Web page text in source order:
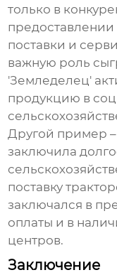
только в
поставки и
важную роль
'Земледелец'
продукцию в
Другой пример –
заключила
поставку
заключался в
оплаты и в
центров.
Заключение